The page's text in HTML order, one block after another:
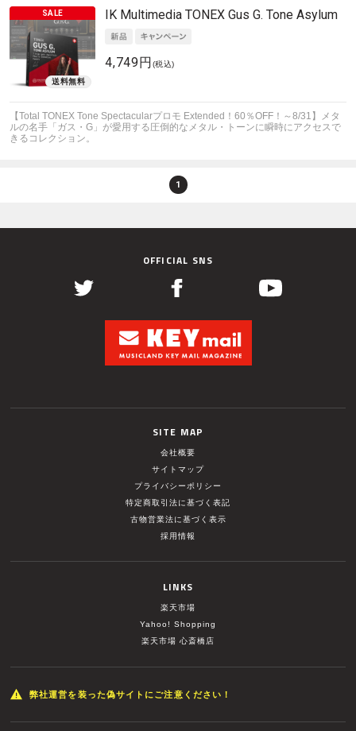
IK Multimedia TONEX Gus G. Tone Asylum
4,749円 (税込)
【Total TONEX Tone Spectacularプロモ Extended！60％OFF！～8/31】メタ
ルの名手「ガス・G」が愛用する圧倒的なメタル・トーンに瞬時にアクセスで
きるコレクション。
1
OFFICIAL SNS
SITE MAP
会社概要
サイトマップ
プライバシーポリシー
特定商取引法に基づく表記
古物営業法に基づく表示
採用情報
LINKS
楽天市場
Yahoo! Shopping
楽天市場 心斎橋店
弊社運営を装った偽サイトにご注意ください！